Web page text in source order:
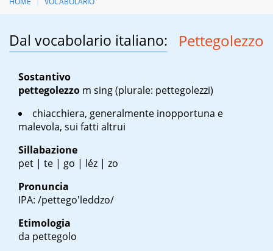
Dal vocabolario italiano: Pettegolezzo
Sostantivo
pettegolezzo m sing(plurale: pettegolezzi)
chiacchiera, generalmente inopportuna e
malevola, sui fatti altrui
Sillabazione
pet | te | go | léz | zo
Pronuncia
IPA: /pettego'leddzo/
Etimologia
da pettegolo